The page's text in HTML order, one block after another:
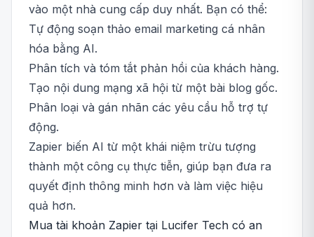
vào một nhà cung cấp duy nhất. Bạn có thể:
Tự động soạn thảo email marketing cá nhân
hóa bằng AI.
Phân tích và tóm tắt phản hồi của khách hàng.
Tạo nội dung mạng xã hội từ một bài blog gốc.
Phân loại và gán nhãn các yêu cầu hỗ trợ tự
động.
Zapier biến AI từ một khái niệm trừu tượng
thành một công cụ thực tiễn, giúp bạn đưa ra
quyết định thông minh hơn và làm việc hiệu
quả hơn.
Mua tài khoản Zapier tại Lucifer Tech có an